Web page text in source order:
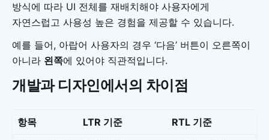
방식에 따라 UI 전체를 재배치해야 사용자에게
자연스럽고 사용성 높은 경험을 제공할 수 있습니다.
예를 들어, 아랍어 사용자의 경우 ‘다음’ 버튼이 오른쪽이
아니라 왼쪽에 있어야 직관적입니다.
개발과 디자인에서의 차이점
항목 LTR 기준 RTL 기준